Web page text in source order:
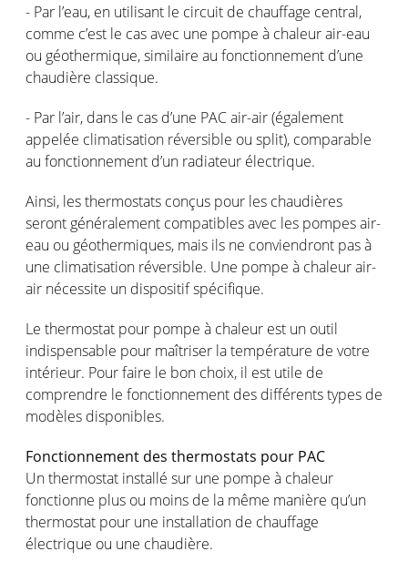
- Par l’eau, en utilisant le circuit de chauffage central,
comme c’est le casavec une pompe à chaleurair-eau
ou géothermique,similaire au fonctionnement d’une
chaudière classique.
- Par l’air, dans le cas d’une PAC air-air(également
appelée climatisation réversible ou split), comparable
au fonctionnement d’un radiateur électrique.
Ainsi, les thermostats conçus pour les chaudières
seront généralement compatibles avec les pompesair-
eau ou géothermiques, mais ils ne conviendront pas à
une climatisation réversible. Une pompe à chaleurair-
air nécessite un dispositifspécifique.
Le thermostat pour pompe à chaleur est un outil
indispensable pour maîtriser latempérature de votre
intérieur. Pour faire le bon choix, il est utile de
comprendre le fonctionnement des différentstypes de
modèles disponibles.
Fonctionnement des thermostats pour PAC
Un thermostat installé sur une pompe à chaleur
fonctionne plus ou moins de la même manière qu’un
thermostat pour une installation de chauffage
électrique ou une chaudière.